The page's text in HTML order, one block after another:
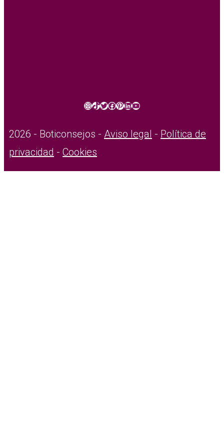
Instagram
TikTok
Twitter
Facebook
Pinterest
LinkedIn
YouTube
2026 - Boticonsejos - Aviso legal - Política de
privacidad - Cookies